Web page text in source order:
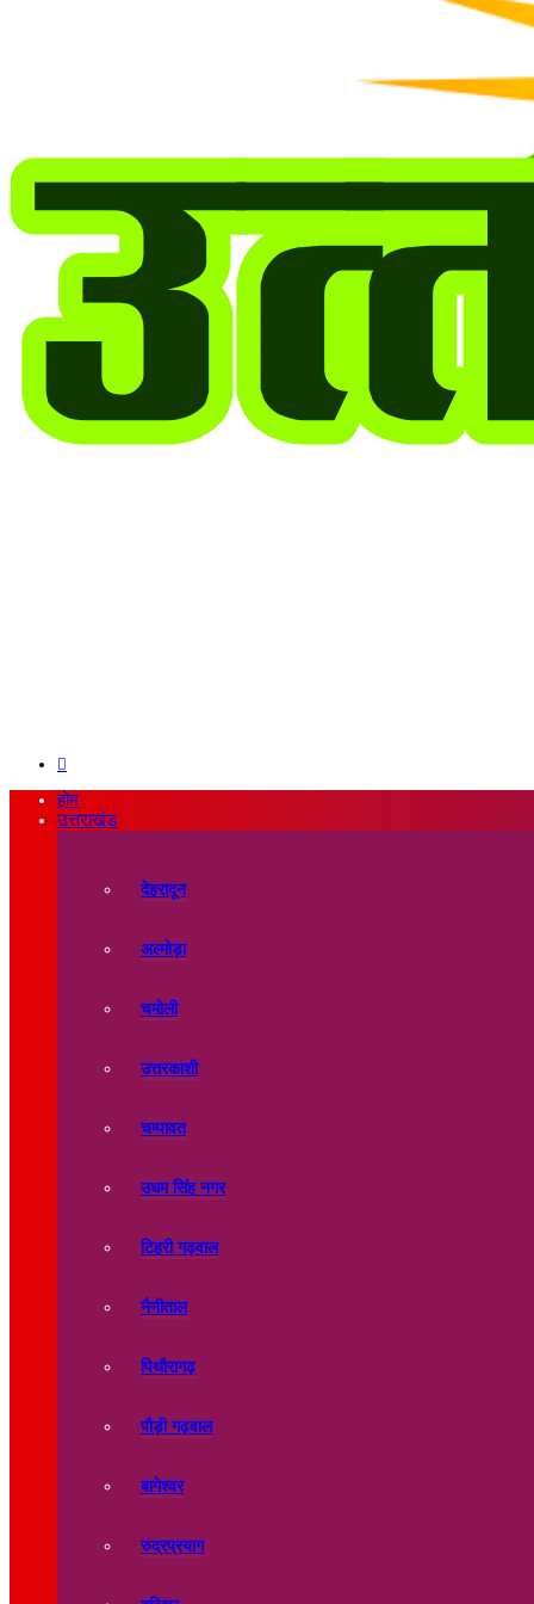
होम
उत्तराखंड
देहरादून
अल्मोड़ा
चमोली
उत्तरकाशी
चम्पावत
उधम सिंह नगर
टिहरी गढ़वाल
नैनीताल
पिथौरागढ़
पौड़ी गढ़वाल
बागेश्वर
रुद्रप्रयाग